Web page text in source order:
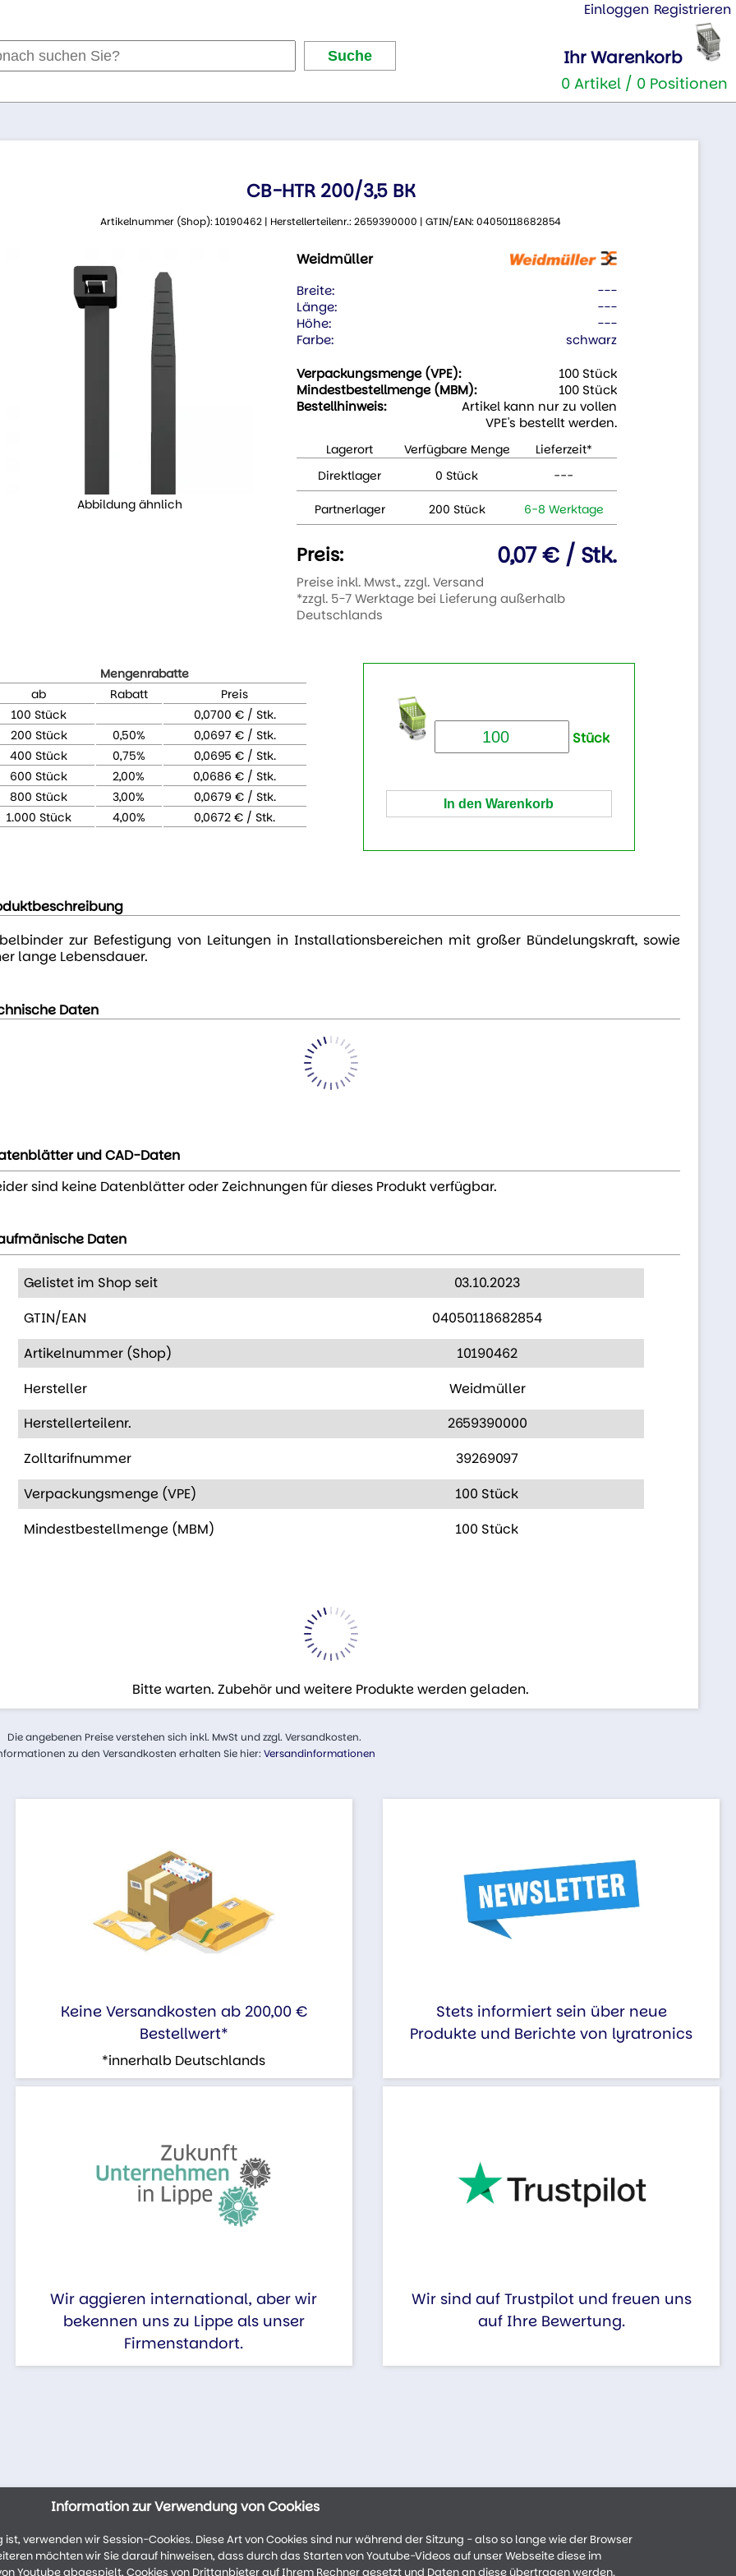
Einloggen Registrieren
Ihr Warenkorb
0 Artikel / 0 Positionen
CB-HTR 200/3,5 BK
Artikelnummer (Shop): 10190462 | Herstellerteilenr.: 2659390000 | GTIN/EAN: 04050118682854
Abbildung ähnlich
Weidmüller
Breite:
---
Länge:
---
Höhe:
---
Farbe:
schwarz
Verpackungsmenge (VPE):
100 Stück
Mindestbestellmenge (MBM):
100 Stück
Bestellhinweis:
Artikel kann nur zu vollen
VPE's bestellt werden.
Lagerort Verfügbare Menge
Lieferzeit*
Direktlager
0 Stück ---
Partnerlager 200 Stück 6-8 Werktage
Preis: 0,07 € / Stk.
Preise inkl. Mwst., zzgl. Versand
*zzgl. 5-7 Werktage bei Lieferung außerhalb
Deutschlands
Mengenrabatte
ab
Rabatt
Preis
100 Stück
0,0700 € / Stk.
200 Stück
0,50%
0,0697 € / Stk.
400 Stück
0,75%
0,0695 € / Stk.
600 Stück
2,00%
0,0686 € / Stk.
800 Stück
3,00%
0,0679 € / Stk.
1.000 Stück
4,00% 0,0672 € / Stk.
Stück
zur Befestigung von Leitungen in Installationsbereichen mit großer Bündelungskraft, sowie
lange Lebensdauer.
Daten
und CAD-Daten
sind keine Datenblätter oder Zeichnungen für dieses Produkt verfügbar.
Daten
Gelistet im Shop seit
03.10.2023
GTIN/EAN
04050118682854
Artikelnummer (Shop)
10190462
Hersteller
Weidmüller
Herstellerteilenr.
2659390000
Zolltarifnummer
39269097
Verpackungsmenge (VPE)
100 Stück
Mindestbestellmenge (MBM)
100 Stück
Bitte warten. Zubehör und weitere Produkte werden geladen.
Die angebenen Preise verstehen sich inkl. MwSt und zzgl. Versandkosten.
zu den Versandkosten erhalten Sie hier: Versandinformationen
Keine Versandkosten ab 200,00 €
Bestellwert*
*innerhalb Deutschlands
Stets informiert sein über neue
Produkte und Berichte von lyratronics
Wir aggieren international, aber wir
bekennen uns zu Lippe als unser
Firmenstandort.
Wir sind auf Trustpilot und freuen uns
auf Ihre Bewertung.
Information zur Verwendung von Cookies
verwenden wir Session-Cookies. Diese Art von Cookies sind nur während der Sitzung - also so lange wie der Browser
möchten wir Sie darauf hinweisen, dass durch das Starten von Youtube-Videos auf unser Webseite diese im
Youtube abgespielt, Cookies von Drittanbieter auf Ihrem Rechner gesetzt und Daten an diese übertragen werden.